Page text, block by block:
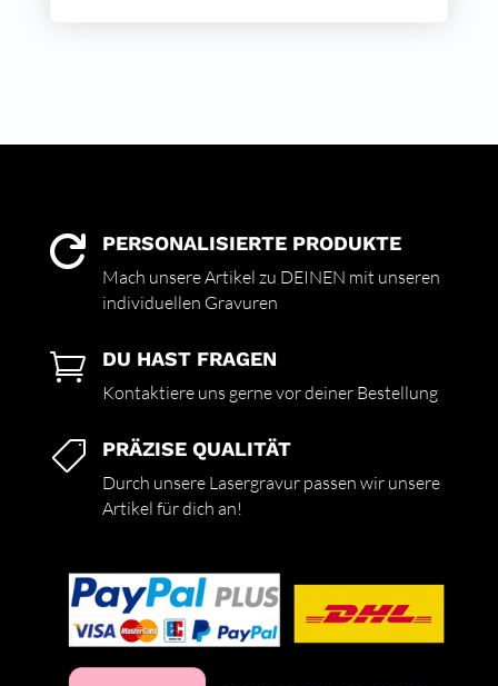
 PERSONALISIERTE PRODUKTE
Mach unsere Artikel zu DEINEN mit unseren
individuellen Gravuren
 DU HAST FRAGEN
Kontaktiere uns gerne vor deiner Bestellung
 PRÄZISE QUALITÄT
Durch unsere Lasergravur passen wir unsere
Artikel für dich an!